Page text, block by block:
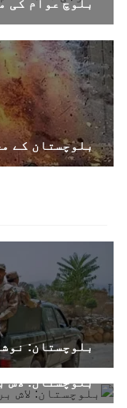
نے اپنے جاری
تیسرا مرکزی
تالپور
جبری گمشدگیوں
کوئٹہ شال:
مقابلہ
بانک حنیفہ
زکیہ ، شہناز
رقیہ بلوچ